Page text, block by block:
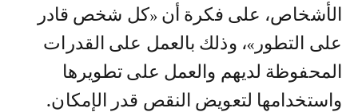
الأشخاص، على فكرة أن «كل شخص قادر
على التطور»، وذلك بالعمل على القدرات
المحفوظة لديهم والعمل على تطويرها
واستخدامها لتعويض النقص قدر الإمكان.